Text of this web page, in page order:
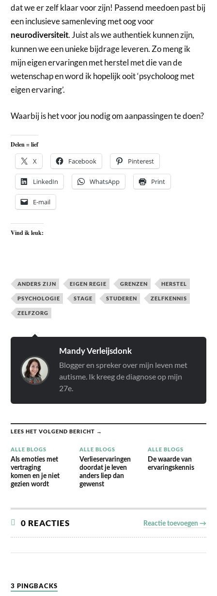
dat we er zelf klaar voor zijn! Passend meedoen past bij
een inclusieve samenleving met oog voor
neurodiversiteit. Juist als we authentiek kunnen zijn,
kunnen we een unieke bijdrage leveren. Zo meng ik
mijn eigen ervaringen met herstel met die van de
wetenschap en word ik hopelijk ooit ‘psycholoog met
eigen ervaring’.
Waarbij is het voor jou nodig om aanpassingen te doen?
Delen = lief
X Facebook Pinterest
LinkedIn WhatsApp Print
E-mail
Vind ik leuk:
ANDERS ZIJN EIGEN REGIE GRENZEN HERSTEL
PSYCHOLOGIE STAGE STUDEREN ZELFKENNIS
ZELFZORG
Mandy Verleijsdonk
Blogger en spreker over mijn leven met
autisme. Ik kreeg de diagnose op mijn
27e.
LEES HET VOLGEND BERICHT →
ALLE BLOGS
Als emoties met
vertraging
komen en je niet
gezien wordt
ALLE BLOGS
Verlieservaringen
doordat je leven
anders liep dan
gewenst
ALLE BLOGS
De waarde van
ervaringskennis
0 REACTIES Reactie toevoegen →
3 PINGBACKS